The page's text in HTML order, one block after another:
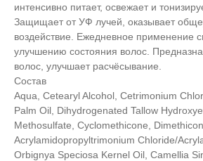
интенсивно питает, освежает и
Защищает от УФ лучей, оказывает
воздействие. Ежедневное применение
улучшению состояния волос.
волос, улучшает расчёсывание.
Состав
Aqua, Cetearyl Alcohol, Cetrimonium
Palm Oil, Dihydrogenated Tallow
Methosulfate, Cyclomethicone,
Acrylamidopropyltrimonium Chloride/
Orbignya Speciosa Kernel Oil, Camellia